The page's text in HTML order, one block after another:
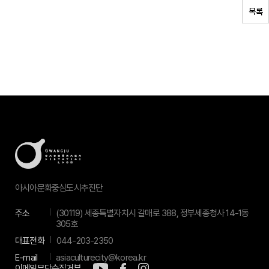
목록
아시아문화중심도시추진단
주소
(30119) 세종특별자치시 갈매로 388, 정부세종청사 14-1동
305호
대표전화
044-203-2350
E-mail
asiaculturecity@korea.kr